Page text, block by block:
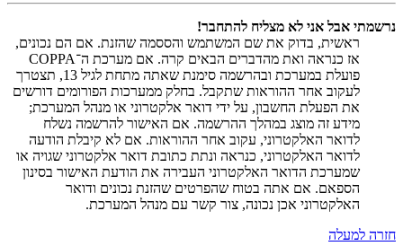
נרשמתי אבל אני לא מצליח להתחבר!
ראשית, בדוק את שם המשתמש והססמה שהזנת. אם הם נכונים,
אז כנראה ואת מהדברים הבאים קרה. אם מערכת ה־COPPA
פועלת במערכת ובהרשמה סימנת שאתה מתחת לגיל 13, תצטרך
לעקוב אחר ההוראות שתקבל. בחלק ממערכות הפורומים דורשים
את הפעלת החשבון, על ידי דואר אלקטרוני או מנהל המערכת;
מידע זה מוצג במהלך ההרשמה. אם האישור להרשמה נשלח
לדואר האלקטרוני, עקוב אחר ההוראות. אם לא קיבלת הודעה
לדואר האלקטרוני, כנראה ונתת כתובת דואר אלקטרוני שגויה או
שמערכת הדואר האלקטרוני העבירה את הודעת האישור בסינון
הספאם. אם אתה בטוח שהפרטים שהזנת נכונים ודואר
האלקטרוני אכן נכונה, צור קשר עם מנהל המערכת.
חזרה למעלה